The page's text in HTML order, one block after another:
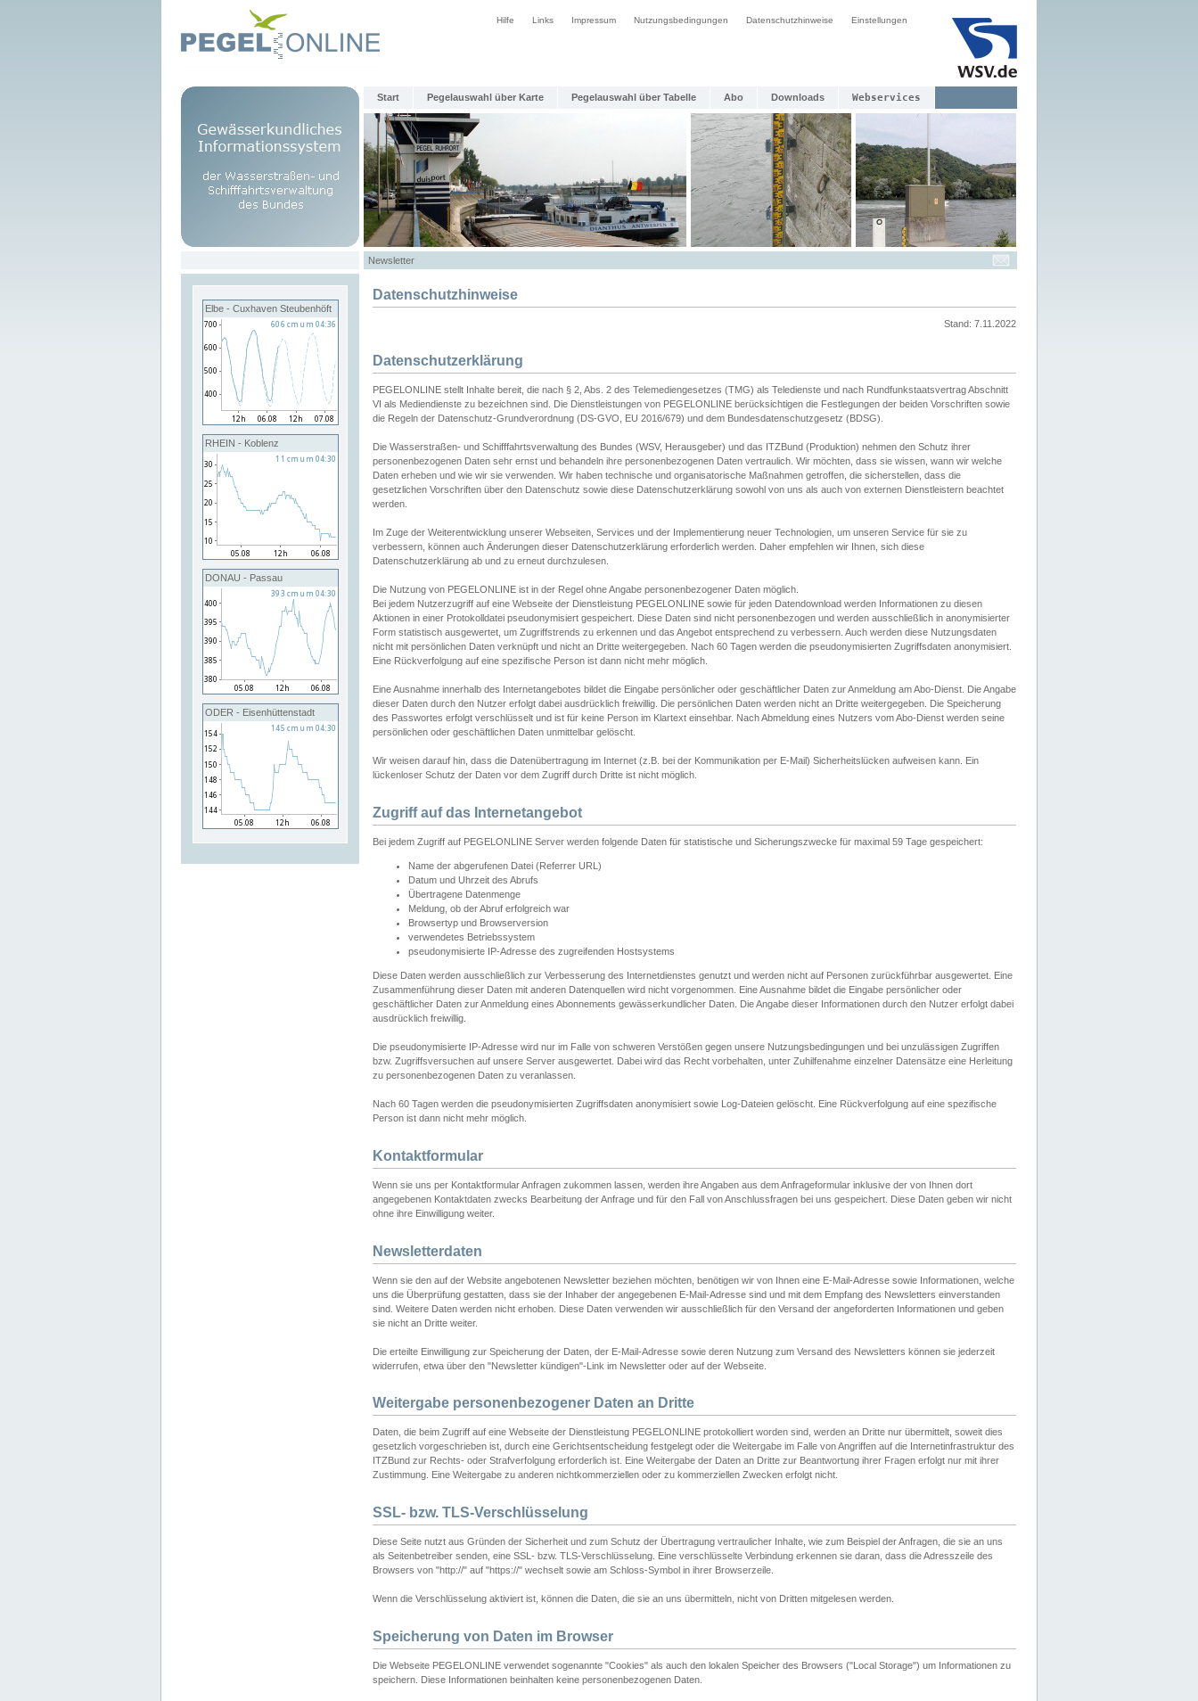
Hilfe Links Impressum Nutzungsbedingungen Datenschutzhinweise Einstellungen
Start Pegelauswahl über Karte Pegelauswahl über Tabelle Abo Downloads Webservices
Newsletter
Elbe - Cuxhaven Steubenhöft
RHEIN - Koblenz
DONAU - Passau
ODER - Eisenhüttenstadt
Datenschutzhinweise
Stand: 7.11.2022
Datenschutzerklärung
PEGELONLINE stellt Inhalte bereit, die nach § 2, Abs. 2 des Telemediengesetzes (TMG) als Teledienste und nach Rundfunkstaatsvertrag Abschnitt
VI als Mediendienste zu bezeichnen sind. Die Dienstleistungen von PEGELONLINE berücksichtigen die Festlegungen der beiden Vorschriften sowie
die Regeln der Datenschutz-Grundverordnung (DS-GVO, EU 2016/679) und dem Bundesdatenschutzgesetz (BDSG).
Die Wasserstraßen- und Schifffahrtsverwaltung des Bundes (WSV, Herausgeber) und das ITZBund (Produktion) nehmen den Schutz ihrer
personenbezogenen Daten sehr ernst und behandeln ihre personenbezogenen Daten vertraulich. Wir möchten, dass sie wissen, wann wir welche
Daten erheben und wie wir sie verwenden. Wir haben technische und organisatorische Maßnahmen getroffen, die sicherstellen, dass die
gesetzlichen Vorschriften über den Datenschutz sowie diese Datenschutzerklärung sowohl von uns als auch von externen Dienstleistern beachtet
werden.
Im Zuge der Weiterentwicklung unserer Webseiten, Services und der Implementierung neuer Technologien, um unseren Service für sie zu
verbessern, können auch Änderungen dieser Datenschutzerklärung erforderlich werden. Daher empfehlen wir Ihnen, sich diese
Datenschutzerklärung ab und zu erneut durchzulesen.
Die Nutzung von PEGELONLINE ist in der Regel ohne Angabe personenbezogener Daten möglich.
Bei jedem Nutzerzugriff auf eine Webseite der Dienstleistung PEGELONLINE sowie für jeden Datendownload werden Informationen zu diesen
Aktionen in einer Protokolldatei pseudonymisiert gespeichert. Diese Daten sind nicht personenbezogen und werden ausschließlich in anonymisierter
Form statistisch ausgewertet, um Zugriffstrends zu erkennen und das Angebot entsprechend zu verbessern. Auch werden diese Nutzungsdaten
nicht mit persönlichen Daten verknüpft und nicht an Dritte weitergegeben. Nach 60 Tagen werden die pseudonymisierten Zugriffsdaten anonymisiert.
Eine Rückverfolgung auf eine spezifische Person ist dann nicht mehr möglich.
Eine Ausnahme innerhalb des Internetangebotes bildet die Eingabe persönlicher oder geschäftlicher Daten zur Anmeldung am Abo-Dienst. Die Angabe
dieser Daten durch den Nutzer erfolgt dabei ausdrücklich freiwillig. Die persönlichen Daten werden nicht an Dritte weitergegeben. Die Speicherung
des Passwortes erfolgt verschlüsselt und ist für keine Person im Klartext einsehbar. Nach Abmeldung eines Nutzers vom Abo-Dienst werden seine
persönlichen oder geschäftlichen Daten unmittelbar gelöscht.
Wir weisen darauf hin, dass die Datenübertragung im Internet (z.B. bei der Kommunikation per E-Mail) Sicherheitslücken aufweisen kann. Ein
lückenloser Schutz der Daten vor dem Zugriff durch Dritte ist nicht möglich.
Zugriff auf das Internetangebot
Bei jedem Zugriff auf PEGELONLINE Server werden folgende Daten für statistische und Sicherungszwecke für maximal 59 Tage gespeichert:
Name der abgerufenen Datei (Referrer URL)
Datum und Uhrzeit des Abrufs
Übertragene Datenmenge
Meldung, ob der Abruf erfolgreich war
Browsertyp und Browserversion
verwendetes Betriebssystem
pseudonymisierte IP-Adresse des zugreifenden Hostsystems
Diese Daten werden ausschließlich zur Verbesserung des Internetdienstes genutzt und werden nicht auf Personen zurückführbar ausgewertet. Eine
Zusammenführung dieser Daten mit anderen Datenquellen wird nicht vorgenommen. Eine Ausnahme bildet die Eingabe persönlicher oder
geschäftlicher Daten zur Anmeldung eines Abonnements gewässerkundlicher Daten. Die Angabe dieser Informationen durch den Nutzer erfolgt dabei
ausdrücklich freiwillig.
Die pseudonymisierte IP-Adresse wird nur im Falle von schweren Verstößen gegen unsere Nutzungsbedingungen und bei unzulässigen Zugriffen
bzw. Zugriffsversuchen auf unsere Server ausgewertet. Dabei wird das Recht vorbehalten, unter Zuhilfenahme einzelner Datensätze eine Herleitung
zu personenbezogenen Daten zu veranlassen.
Nach 60 Tagen werden die pseudonymisierten Zugriffsdaten anonymisiert sowie Log-Dateien gelöscht. Eine Rückverfolgung auf eine spezifische
Person ist dann nicht mehr möglich.
Kontaktformular
Wenn sie uns per Kontaktformular Anfragen zukommen lassen, werden ihre Angaben aus dem Anfrageformular inklusive der von Ihnen dort
angegebenen Kontaktdaten zwecks Bearbeitung der Anfrage und für den Fall von Anschlussfragen bei uns gespeichert. Diese Daten geben wir nicht
ohne ihre Einwilligung weiter.
Newsletterdaten
Wenn sie den auf der Website angebotenen Newsletter beziehen möchten, benötigen wir von Ihnen eine E-Mail-Adresse sowie Informationen, welche
uns die Überprüfung gestatten, dass sie der Inhaber der angegebenen E-Mail-Adresse sind und mit dem Empfang des Newsletters einverstanden
sind. Weitere Daten werden nicht erhoben. Diese Daten verwenden wir ausschließlich für den Versand der angeforderten Informationen und geben
sie nicht an Dritte weiter.
Die erteilte Einwilligung zur Speicherung der Daten, der E-Mail-Adresse sowie deren Nutzung zum Versand des Newsletters können sie jederzeit
widerrufen, etwa über den "Newsletter kündigen"-Link im Newsletter oder auf der Webseite.
Weitergabe personenbezogener Daten an Dritte
Daten, die beim Zugriff auf eine Webseite der Dienstleistung PEGELONLINE protokolliert worden sind, werden an Dritte nur übermittelt, soweit dies
gesetzlich vorgeschrieben ist, durch eine Gerichtsentscheidung festgelegt oder die Weitergabe im Falle von Angriffen auf die Internetinfrastruktur des
ITZBund zur Rechts- oder Strafverfolgung erforderlich ist. Eine Weitergabe der Daten an Dritte zur Beantwortung ihrer Fragen erfolgt nur mit ihrer
Zustimmung. Eine Weitergabe zu anderen nichtkommerziellen oder zu kommerziellen Zwecken erfolgt nicht.
SSL- bzw. TLS-Verschlüsselung
Diese Seite nutzt aus Gründen der Sicherheit und zum Schutz der Übertragung vertraulicher Inhalte, wie zum Beispiel der Anfragen, die sie an uns
als Seitenbetreiber senden, eine SSL- bzw. TLS-Verschlüsselung. Eine verschlüsselte Verbindung erkennen sie daran, dass die Adresszeile des
Browsers von "http://" auf "https://" wechselt sowie am Schloss-Symbol in ihrer Browserzeile.
Wenn die Verschlüsselung aktiviert ist, können die Daten, die sie an uns übermitteln, nicht von Dritten mitgelesen werden.
Speicherung von Daten im Browser
Die Webseite PEGELONLINE verwendet sogenannte "Cookies" als auch den lokalen Speicher des Browsers ("Local Storage") um Informationen zu
speichern. Diese Informationen beinhalten keine personenbezogenen Daten.